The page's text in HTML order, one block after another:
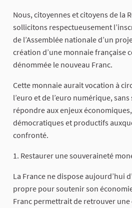
Nous, citoyennes et citoyens de la
sollicitons respectueusement
de l’Assemblée nationale d’un
création d’une monnaie française
dénommée le nouveau Franc.
Cette monnaie aurait vocation à
l’euro et de l’euro numérique,
répondre aux enjeux
démocratiques et productifs
confronté.
1. Restaurer une souveraineté
La France ne dispose aujourd’hui
propre pour soutenir son
Franc permettrait de retrouver une